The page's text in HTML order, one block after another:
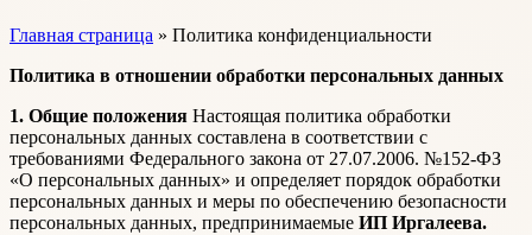
Главная страница » Политика конфиденциальности
Политика в отношении обработки персональных данных
1. Общие положения Настоящая политика обработки
персональных данных составлена в соответствии с
требованиями Федерального закона от 27.07.2006. №152-ФЗ
«О персональных данных» и определяет порядок обработки
персональных данных и меры по обеспечению безопасности
персональных данных, предпринимаемые ИП Иргалеева.